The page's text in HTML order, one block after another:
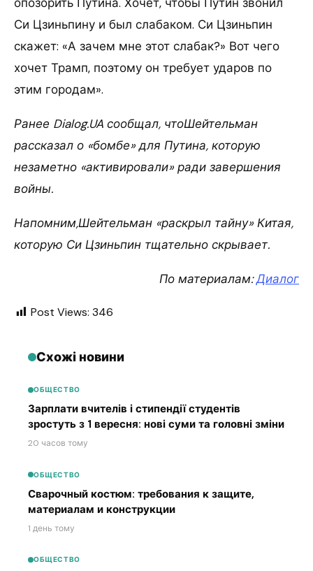
Си Цзиньпину и был слабаком. Си Цзиньпин
скажет: «А зачем мне этот слабак?» Вот чего
хочет Трамп, поэтому он требует ударов по
этим городам».
Ранее Dialog.UA сообщал, чтоШейтельман
рассказал о «бомбе» для Путина, которую
незаметно «активировали» ради завершения
войны.
Напомним,Шейтельман «раскрыл тайну» Китая,
которую Си Цзиньпин тщательно скрывает.
По материалам:Диалог
Post Views: 346
Схожі новини
ОБЩЕСТВО
Зарплати вчителів і стипендії студентів
зростуть з 1 вересня: нові суми та головні зміни
20 часов тому
ОБЩЕСТВО
Сварочный костюм: требования к защите,
материалам и конструкции
1 день тому
ОБЩЕСТВО